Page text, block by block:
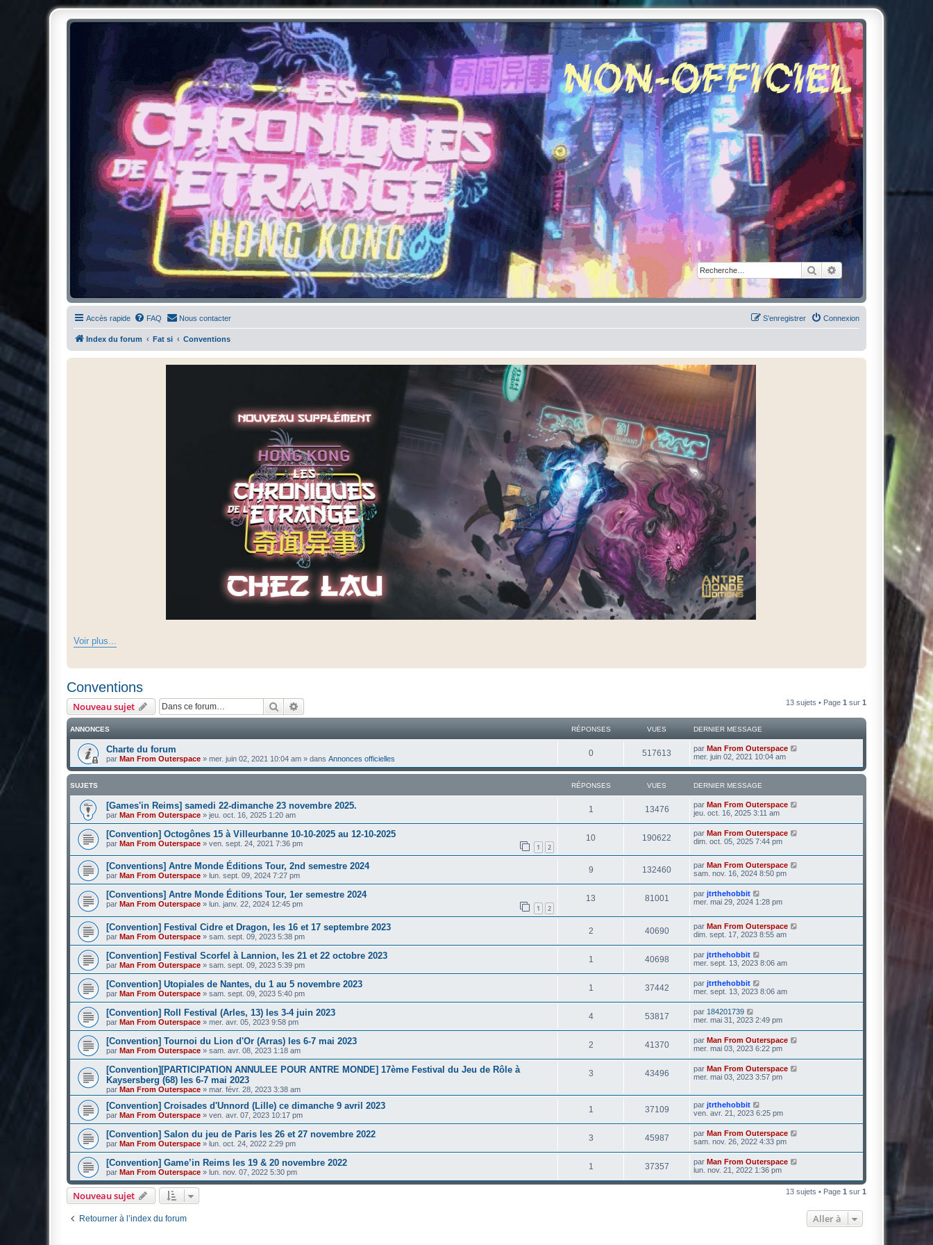
RechercherRecherche avancée
Chroniques de l'Étrange NO
Pour les amateurs des Chroniques de l'Étrange
Accès rapide FAQ Nous contacter Connexion
S’enregistrer
Index du forum Fat si Conventions
Voir plus...
Conventions
Nouveau sujet Rechercher 13 sujets • Page 1 sur 1
ANNONCES RÉPONSES VUES DERNIER MESSAGE
Charte du forum
par Man From Outerspace » mer. juin 02, 2021 10:04 am » dans Annonces officielles
0 517613 par Man From Outerspace
mer. juin 02, 2021 10:04 am
SUJETS RÉPONSES VUES DERNIER MESSAGE
[Games'in Reims] samedi 22-dimanche 23 novembre 2025.
par Man From Outerspace » jeu. oct. 16, 2025 1:20 am
1 13476 par Man From Outerspace
jeu. oct. 16, 2025 3:11 am
[Convention] Octogônes 15 à Villeurbanne 10-10-2025 au 12-10-2025
par Man From Outerspace » ven. sept. 24, 2021 7:36 pm 1 2
10 190622 par Man From Outerspace
dim. oct. 05, 2025 7:44 pm
[Conventions] Antre Monde Éditions Tour, 2nd semestre 2024
par Man From Outerspace » lun. sept. 09, 2024 7:27 pm
9 132460 par Man From Outerspace
sam. nov. 16, 2024 8:50 pm
[Conventions] Antre Monde Éditions Tour, 1er semestre 2024
par Man From Outerspace » lun. janv. 22, 2024 12:45 pm 1 2
13 81001 par jtrthehobbit
mer. mai 29, 2024 1:28 pm
[Convention] Festival Cidre et Dragon, les 16 et 17 septembre 2023
par Man From Outerspace » sam. sept. 09, 2023 5:38 pm
2 40690 par Man From Outerspace
dim. sept. 17, 2023 8:55 am
[Convention] Festival Scorfel à Lannion, les 21 et 22 octobre 2023
par Man From Outerspace » sam. sept. 09, 2023 5:39 pm
1 40698 par jtrthehobbit
mer. sept. 13, 2023 8:06 am
[Convention] Utopiales de Nantes, du 1 au 5 novembre 2023
par Man From Outerspace » sam. sept. 09, 2023 5:40 pm
1 37442 par jtrthehobbit
mer. sept. 13, 2023 8:06 am
[Convention] Roll Festival (Arles, 13) les 3-4 juin 2023
par Man From Outerspace » mer. avr. 05, 2023 9:58 pm
4 53817 par 184201739
mer. mai 31, 2023 2:49 pm
[Convention] Tournoi du Lion d'Or (Arras) les 6-7 mai 2023
par Man From Outerspace » sam. avr. 08, 2023 1:18 am
2 41370 par Man From Outerspace
mer. mai 03, 2023 6:22 pm
[Convention][PARTICIPATION ANNULEE POUR ANTRE MONDE] 17ème Festival du Jeu de Rôle à
Kaysersberg (68) les 6-7 mai 2023
par Man From Outerspace » mar. févr. 28, 2023 3:38 am
3 43496 par Man From Outerspace
mer. mai 03, 2023 3:57 pm
[Convention] Croisades d'Unnord (Lille) ce dimanche 9 avril 2023
par Man From Outerspace » ven. avr. 07, 2023 10:17 pm
1 37109 par jtrthehobbit
ven. avr. 21, 2023 6:25 pm
[Convention] Salon du jeu de Paris les 26 et 27 novembre 2022
par Man From Outerspace » lun. oct. 24, 2022 2:29 pm
3 45987 par Man From Outerspace
sam. nov. 26, 2022 4:33 pm
[Convention] Game’in Reims les 19 & 20 novembre 2022
par Man From Outerspace » lun. nov. 07, 2022 5:30 pm
1 37357 par Man From Outerspace
lun. nov. 21, 2022 1:36 pm
Nouveau sujet 13 sujets • Page 1 sur 1
Retourner à l’index du forum Aller à